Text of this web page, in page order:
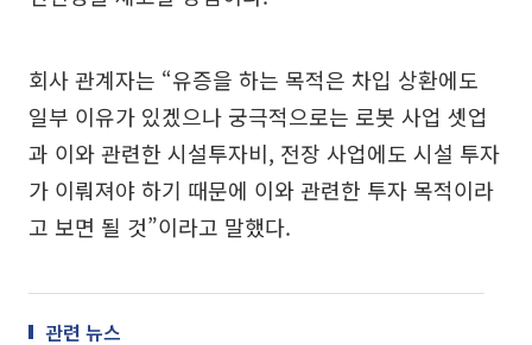
회사 관계자는 “유증을 하는 목적은 차입 상환에도
일부 이유가 있겠으나 궁극적으로는 로봇 사업 셋업
과 이와 관련한 시설투자비, 전장 사업에도 시설 투자
가 이뤄져야 하기 때문에 이와 관련한 투자 목적이라
고 보면 될 것”이라고 말했다.
관련 뉴스